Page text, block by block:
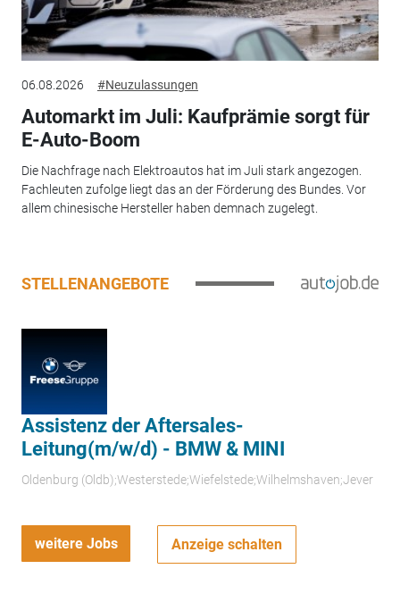
06.08.2026 #Neuzulassungen
Automarkt im Juli: Kaufprämie sorgt für
E-Auto-Boom
Die Nachfrage nach Elektroautos hat im Juli stark angezogen.
Fachleuten zufolge liegt das an der Förderung des Bundes. Vor
allem chinesische Hersteller haben demnach zugelegt.
STELLENANGEBOTE
Assistenz der Aftersales-
Leitung(m/w/d) - BMW & MINI
Oldenburg (Oldb);Westerstede;Wiefelstede;Wilhelmshaven;Jever
weitere Jobs Anzeige schalten